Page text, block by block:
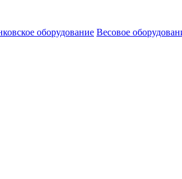
оборудование Весовое